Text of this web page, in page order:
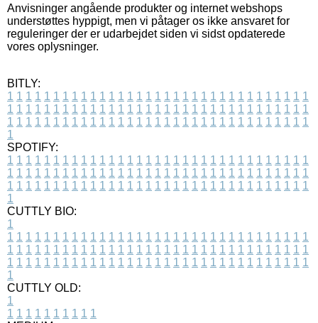
Anvisninger angående produkter og internet webshops
understøttes hyppigt, men vi påtager os ikke ansvaret for
reguleringer der er udarbejdet siden vi sidst opdaterede
vores oplysninger.
BITLY:
1 1 1 1 1 1 1 1 1 1 1 1 1 1 1 1 1 1 1 1 1 1 1 1 1 1 1 1 1 1 1 1 1
1 1 1 1 1 1 1 1 1 1 1 1 1 1 1 1 1 1 1 1 1 1 1 1 1 1 1 1 1 1 1 1 1
1 1 1 1 1 1 1 1 1 1 1 1 1 1 1 1 1 1 1 1 1 1 1 1 1 1 1 1 1 1 1 1 1
1
SPOTIFY:
1 1 1 1 1 1 1 1 1 1 1 1 1 1 1 1 1 1 1 1 1 1 1 1 1 1 1 1 1 1 1 1 1
1 1 1 1 1 1 1 1 1 1 1 1 1 1 1 1 1 1 1 1 1 1 1 1 1 1 1 1 1 1 1 1 1
1 1 1 1 1 1 1 1 1 1 1 1 1 1 1 1 1 1 1 1 1 1 1 1 1 1 1 1 1 1 1 1 1
1
CUTTLY BIO:
1
1 1 1 1 1 1 1 1 1 1 1 1 1 1 1 1 1 1 1 1 1 1 1 1 1 1 1 1 1 1 1 1 1
1 1 1 1 1 1 1 1 1 1 1 1 1 1 1 1 1 1 1 1 1 1 1 1 1 1 1 1 1 1 1 1 1
1 1 1 1 1 1 1 1 1 1 1 1 1 1 1 1 1 1 1 1 1 1 1 1 1 1 1 1 1 1 1 1 1
1
CUTTLY OLD:
1
1 1 1 1 1 1 1 1 1 1